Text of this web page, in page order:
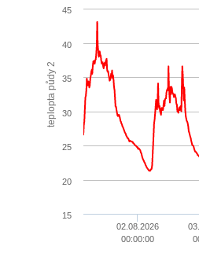
teplopta půdy 2
02.08.2026
00:00:00
15
20
25
30
35
40
45